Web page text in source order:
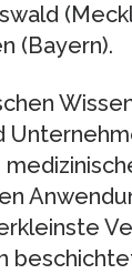
(Bayern).